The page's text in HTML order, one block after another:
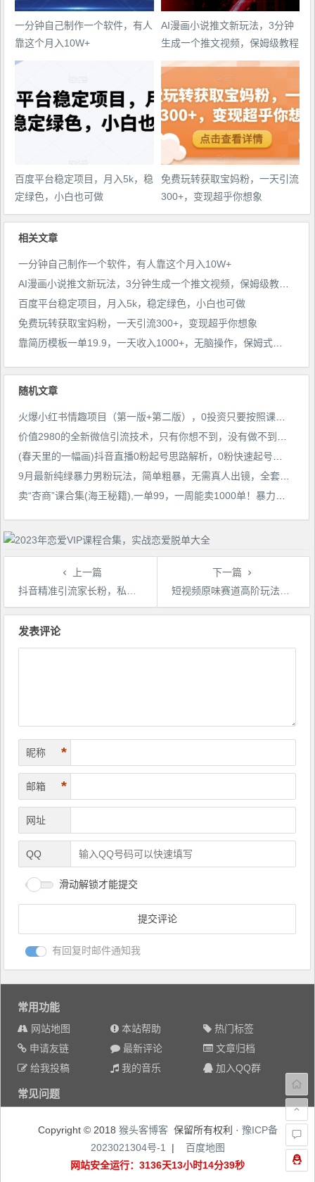
一分钟自己制作一个软件，有人
靠这个月入10W+
AI漫画小说推文新玩法，3分钟
生成一个推文视频，保姆级教程
【配项目操作和软件教程】
百度平台稳定项目，月入5k，稳
定绿色，小白也可做
免费玩转获取宝妈粉，一天引流
300+，变现超乎你想象
相关文章
一分钟自己制作一个软件，有人靠这个月入10W+
百度平台稳定项目，月入5k，稳定绿色，小白也可做
免费玩转获取宝妈粉，一天引流300+，变现超乎你想象
随机文章
上一篇
抖音精准引流家长粉，私域成交中学学习资料，高转化高收益，矩阵操作，收益翻倍【揭秘】
下一篇
短视频原味赛道高阶玩法，如何筛选高质量精准粉？全方位话术＋技巧解答【揭秘】
文
发表评论
昵称 *
邮箱 *
网址
QQ
滑动解锁才能提交
有回复时邮件通知我
常用功能
网站地图 本站帮助
热门标签
申请友链
最新评论
文章归档
给我投稿
我的音乐 加入QQ群
常见问题
Copyright © 2018 猴头客博客保留所有权利 · 豫ICP备
2023021304号-1
|
百度地图
网站安全运行：3136天13小时14分40秒